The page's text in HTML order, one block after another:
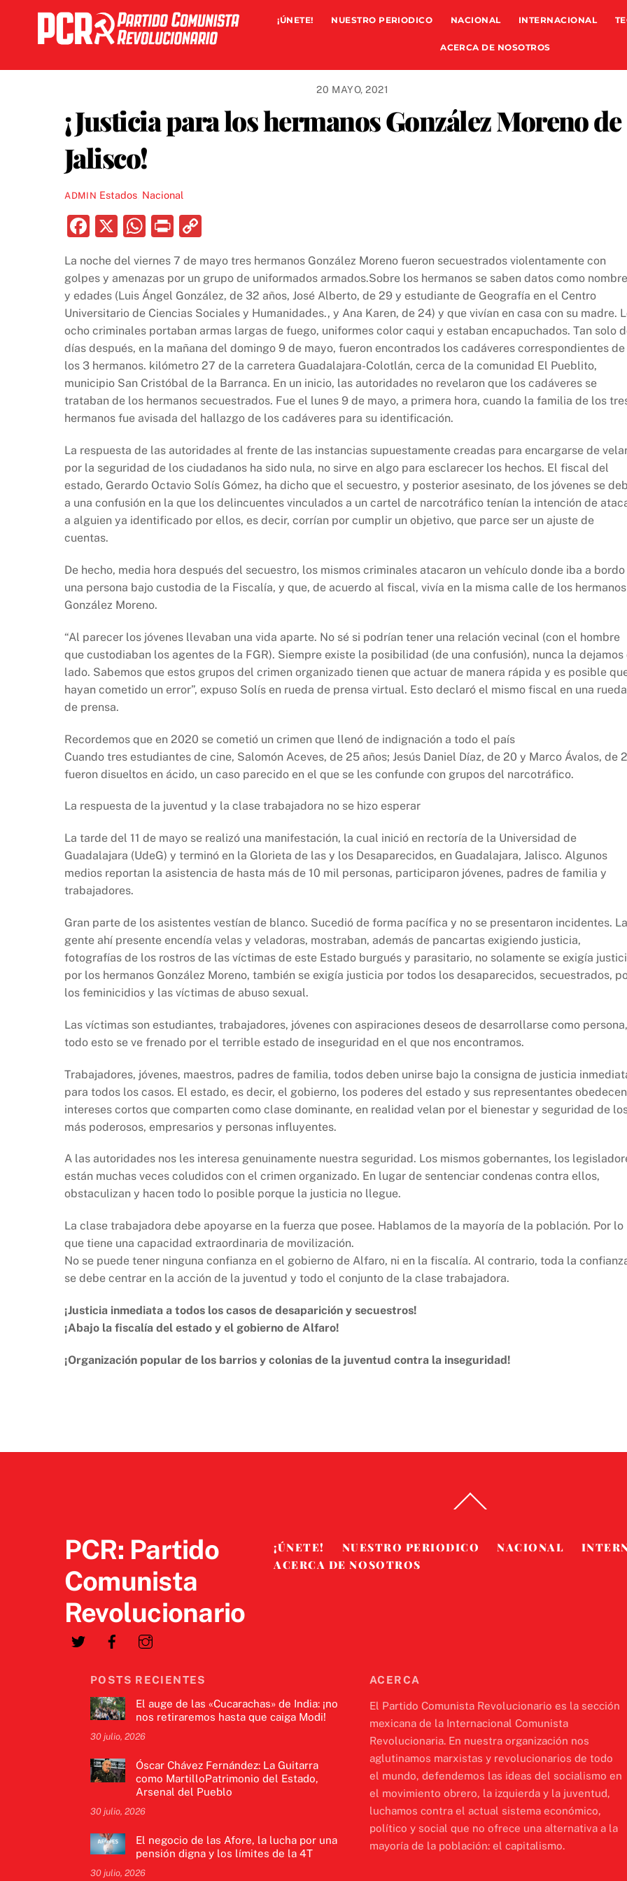
content
¡ÚNETE! NUESTRO PERIODICO NACIONAL INTERNACIONAL
ACERCA DE NOSOTROS
20 MAYO, 2021
¡Justicia para los hermanos González Moreno de
Jalisco!
ADMIN Estados Nacional
F
c
e
b
o
o
k
X
W
at
s
A
p
p
P
nt p
y
Li
n
k
La noche del viernes 7 de mayo tres hermanos González Moreno fueron secuestrados violentamente con
golpes y amenazas por un grupo de uniformados armados.Sobre los hermanos se saben datos como
y edades (Luis Ángel González, de 32 años, José Alberto, de 29 y estudiante de Geografía en el Centro
Universitario de Ciencias Sociales y Humanidades., y Ana Karen, de 24) y que vivían en casa con su madre.
ocho criminales portaban armas largas de fuego, uniformes color caqui y estaban encapuchados. Tan solo
días después, en la mañana del domingo 9 de mayo, fueron encontrados los cadáveres correspondientes de
los 3 hermanos. kilómetro 27 de la carretera Guadalajara-Colotlán, cerca de la comunidad El Pueblito,
municipio San Cristóbal de la Barranca. En un inicio, las autoridades no revelaron que los cadáveres se
trataban de los hermanos secuestrados. Fue el lunes 9 de mayo, a primera hora, cuando la familia de los
hermanos fue avisada del hallazgo de los cadáveres para su identificación.
La respuesta de las autoridades al frente de las instancias supuestamente creadas para encargarse de
por la seguridad de los ciudadanos ha sido nula, no sirve en algo para esclarecer los hechos. El fiscal del
estado, Gerardo Octavio Solís Gómez, ha dicho que el secuestro, y posterior asesinato, de los jóvenes se
a una confusión en la que los delincuentes vinculados a un cartel de narcotráfico tenían la intención de
a alguien ya identificado por ellos, es decir, corrían por cumplir un objetivo, que parce ser un ajuste de
cuentas.
De hecho, media hora después del secuestro, los mismos criminales atacaron un vehículo donde iba a bordo
una persona bajo custodia de la Fiscalía, y que, de acuerdo al fiscal, vivía en la misma calle de los hermanos
González Moreno.
“Al parecer los jóvenes llevaban una vida aparte. No sé si podrían tener una relación vecinal (con el hombre
que custodiaban los agentes de la FGR). Siempre existe la posibilidad (de una confusión), nunca la dejamos
lado. Sabemos que estos grupos del crimen organizado tienen que actuar de manera rápida y es posible
hayan cometido un error”, expuso Solís en rueda de prensa virtual. Esto declaró el mismo fiscal en una rueda
de prensa.
Recordemos que en 2020 se cometió un crimen que llenó de indignación a todo el país
Cuando tres estudiantes de cine, Salomón Aceves, de 25 años; Jesús Daniel Díaz, de 20 y Marco Ávalos, de
fueron disueltos en ácido, un caso parecido en el que se les confunde con grupos del narcotráfico.
La respuesta de la juventud y la clase trabajadora no se hizo esperar
La tarde del 11 de mayo se realizó una manifestación, la cual inició en rectoría de la Universidad de
Guadalajara (UdeG) y terminó en la Glorieta de las y los Desaparecidos, en Guadalajara, Jalisco. Algunos
medios reportan la asistencia de hasta más de 10 mil personas, participaron jóvenes, padres de familia y
trabajadores.
Gran parte de los asistentes vestían de blanco. Sucedió de forma pacífica y no se presentaron incidentes. La
gente ahí presente encendía velas y veladoras, mostraban, además de pancartas exigiendo justicia,
fotografías de los rostros de las víctimas de este Estado burgués y parasitario, no solamente se exigía
por los hermanos González Moreno, también se exigía justicia por todos los desaparecidos, secuestrados,
los feminicidios y las víctimas de abuso sexual.
Las víctimas son estudiantes, trabajadores, jóvenes con aspiraciones deseos de desarrollarse como persona,
todo esto se ve frenado por el terrible estado de inseguridad en el que nos encontramos.
Trabajadores, jóvenes, maestros, padres de familia, todos deben unirse bajo la consigna de justicia
para todos los casos. El estado, es decir, el gobierno, los poderes del estado y sus representantes
intereses cortos que comparten como clase dominante, en realidad velan por el bienestar y seguridad de
más poderosos, empresarios y personas influyentes.
A las autoridades nos les interesa genuinamente nuestra seguridad. Los mismos gobernantes, los
están muchas veces coludidos con el crimen organizado. En lugar de sentenciar condenas contra ellos,
obstaculizan y hacen todo lo posible porque la justicia no llegue.
La clase trabajadora debe apoyarse en la fuerza que posee. Hablamos de la mayoría de la población. Por lo
que tiene una capacidad extraordinaria de movilización.
No se puede tener ninguna confianza en el gobierno de Alfaro, ni en la fiscalía. Al contrario, toda la
se debe centrar en la acción de la juventud y todo el conjunto de la clase trabajadora.
¡Justicia inmediata a todos los casos de desaparición y secuestros!
¡Abajo la fiscalía del estado y el gobierno de Alfaro!
¡Organización popular de los barrios y colonias de la juventud contra la inseguridad!
To
PCR: Partido
Comunista
Revolucionario
¡ÚNETE! NUESTRO PERIODICO NACIONAL
ACERCA DE NOSOTROS
POSTS RECIENTES
El auge de las «Cucarachas» de India: ¡no
nos retiraremos hasta que caiga Modi!
30 julio, 2026
Óscar Chávez Fernández: La Guitarra
como MartilloPatrimonio del Estado,
Arsenal del Pueblo
30 julio, 2026
El negocio de las Afore, la lucha por una
pensión digna y los límites de la 4T
30 julio, 2026
ACERCA
El Partido Comunista Revolucionario es la sección
mexicana de la Internacional Comunista
Revolucionaria. En nuestra organización nos
aglutinamos marxistas y revolucionarios de todo
el mundo, defendemos las ideas del socialismo en
el movimiento obrero, la izquierda y la juventud,
luchamos contra el actual sistema económico,
político y social que no ofrece una alternativa a la
mayoría de la población: el capitalismo.